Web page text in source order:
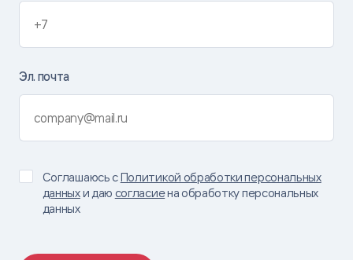
Эл. почта
Соглашаюсь сПолитикой обработки персональных
данныхи даю согласиена обработку персональных
данных